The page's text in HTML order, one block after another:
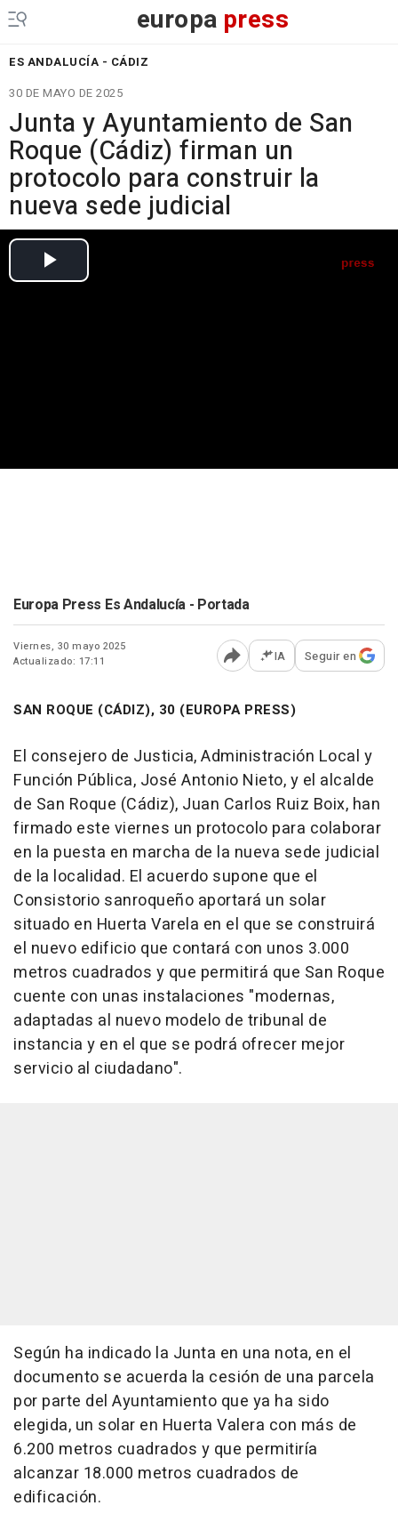
europa press
ES ANDALUCÍA - CÁDIZ
30 DE MAYO DE 2025
Junta y Ayuntamiento de San
Roque (Cádiz) firman un
protocolo para construir la
nueva sede judicial
Europa Press Es Andalucía - Portada
Viernes, 30 mayo 2025
Actualizado: 17:11
Abrir opciones para
IA Seguir en
SAN ROQUE (CÁDIZ), 30 (EUROPA PRESS)
El consejero de Justicia, Administración Local y
Función Pública, José Antonio Nieto, y el alcalde
de San Roque (Cádiz), Juan Carlos Ruiz Boix, han
firmado este viernes un protocolo para colaborar
en la puesta en marcha de la nueva sede judicial
de la localidad. El acuerdo supone que el
Consistorio sanroqueño aportará un solar
situado en Huerta Varela en el que se construirá
el nuevo edificio que contará con unos 3.000
metros cuadrados y que permitirá que San Roque
cuente con unas instalaciones "modernas,
adaptadas al nuevo modelo de tribunal de
instancia y en el que se podrá ofrecer mejor
servicio al ciudadano".
Según ha indicado la Junta en una nota, en el
documento se acuerda la cesión de una parcela
por parte del Ayuntamiento que ya ha sido
elegida, un solar en Huerta Valera con más de
6.200 metros cuadrados y que permitiría
alcanzar 18.000 metros cuadrados de
edificación.